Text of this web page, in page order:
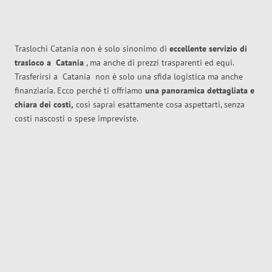
Traslochi Catania non è solo sinonimo di eccellente servizio di
trasloco a Catania , ma anche di prezzi trasparenti ed equi.
Trasferirsi a Catania non è solo una sfida logistica ma anche
finanziaria. Ecco perché ti offriamo una panoramica dettagliata e
chiara dei costi, così saprai esattamente cosa aspettarti, senza
costi nascosti o spese impreviste.